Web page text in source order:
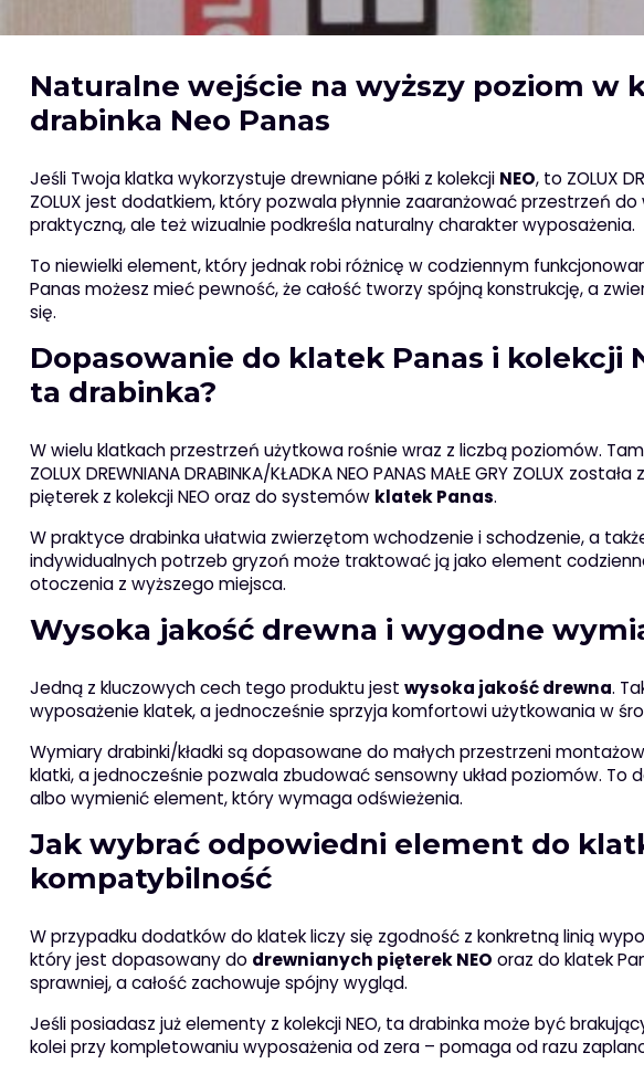
Naturalne wejście na wyższy poziom w
drabinka Neo Panas
Jeśli Twoja klatka wykorzystuje drewniane półki z kolekcji NEO, to ZOLUX
ZOLUX jest dodatkiem, który pozwala płynnie zaaranżować przestrzeń do
praktyczną, ale też wizualnie podkreśla naturalny charakter wyposażenia.
To niewielki element, który jednak robi różnicę w codziennym
Panas możesz mieć pewność, że całość tworzy spójną konstrukcję, a
się.
Dopasowanie do klatek Panas i kolekcji
ta drabinka?
W wielu klatkach przestrzeń użytkowa rośnie wraz z liczbą poziomów.
ZOLUX DREWNIANA DRABINKA/KŁADKA NEO PANAS MAŁE GRY ZOLUX
pięterek z kolekcji NEO oraz do systemów klatek Panas.
W praktyce drabinka ułatwia zwierzętom wchodzenie i schodzenie, a
indywidualnych potrzeb gryzoń może traktować ją jako element
otoczenia z wyższego miejsca.
Wysoka jakość drewna i wygodne
Jedną z kluczowych cech tego produktu jest wysoka jakość drewna.
wyposażenie klatek, a jednocześnie sprzyja komfortowi użytkowania w
Wymiary drabinki/kładki są dopasowane do małych przestrzeni
klatki, a jednocześnie pozwala zbudować sensowny układ poziomów. To
albo wymienić element, który wymaga odświeżenia.
Jak wybrać odpowiedni element do
kompatybilność
W przypadku dodatków do klatek liczy się zgodność z konkretną linią
który jest dopasowany do drewnianych pięterek NEO oraz do klatek
sprawniej, a całość zachowuje spójny wygląd.
Jeśli posiadasz już elementy z kolekcji NEO, ta drabinka może być
kolei przy kompletowaniu wyposażenia od zera – pomaga od razu